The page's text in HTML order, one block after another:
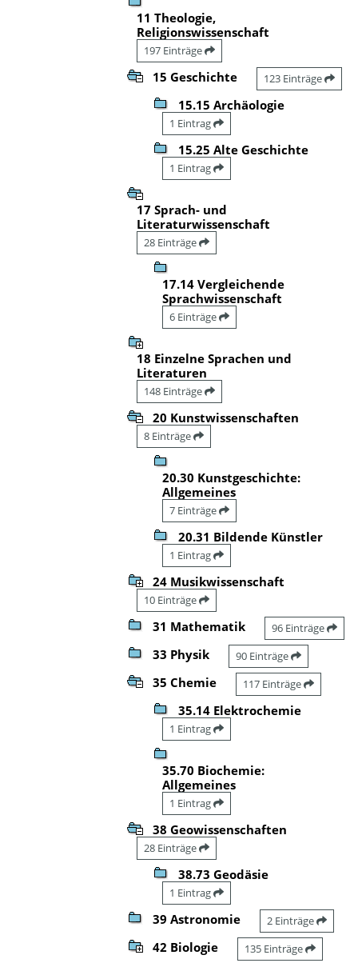
11 Theologie,
Religionswissenschaft
197 Einträge
15 Geschichte 123 Einträge
15.15 Archäologie
1 Eintrag
15.25 Alte Geschichte
1 Eintrag
17 Sprach- und
Literaturwissenschaft
28 Einträge
17.14 Vergleichende
Sprachwissenschaft
6 Einträge
18 Einzelne Sprachen und
Literaturen
148 Einträge
20 Kunstwissenschaften
8 Einträge
20.30 Kunstgeschichte:
Allgemeines
7 Einträge
20.31 Bildende Künstler
1 Eintrag
24 Musikwissenschaft
10 Einträge
31 Mathematik 96 Einträge
33 Physik 90 Einträge
35 Chemie 117 Einträge
35.14 Elektrochemie
1 Eintrag
35.70 Biochemie:
Allgemeines
1 Eintrag
38 Geowissenschaften
28 Einträge
38.73 Geodäsie
1 Eintrag
39 Astronomie 2 Einträge
42 Biologie 135 Einträge